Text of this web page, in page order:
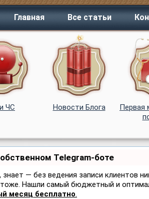
Главная Все статьи
ЧС Новости Блога
Первая
Telegram-боте
— без ведения записи клиентов
Нашли самый бюджетный и
месяц бесплатно.